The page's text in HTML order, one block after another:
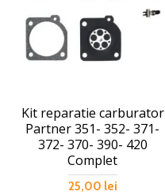
Kit reparatie carburator
Partner 351- 352- 371-
372- 370- 390- 420
Complet
25,00 lei